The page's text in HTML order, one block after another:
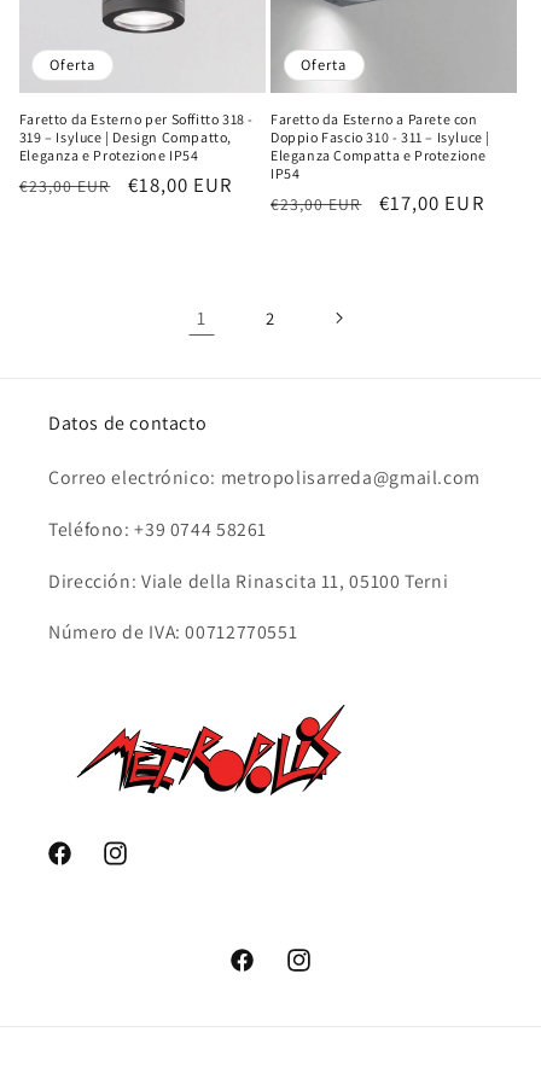
Oferta
Faretto da Esterno per Soffitto 318 -
319 – Isyluce | Design Compatto,
Eleganza e Protezione IP54
Precio
€23,00 EUR
Precio
€18,00 EUR
Oferta
Faretto da Esterno a Parete con
Doppio Fascio 310 - 311 – Isyluce |
Eleganza Compatta e Protezione
IP54
Precio
€23,00 EUR
Precio
€17,00 EUR
1 2
Datos de contacto
Correo electrónico: metropolisarreda@gmail.com
Teléfono: +39 0744 58261
Dirección: Viale della Rinascita 11, 05100 Terni
Número de IVA: 00712770551
FacebookInstagram
FacebookInstagram